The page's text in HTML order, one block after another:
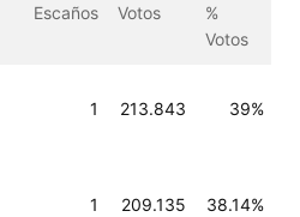
Escaños Votos
%
Votos
1 213.843 39%
1 209.135 38.14%